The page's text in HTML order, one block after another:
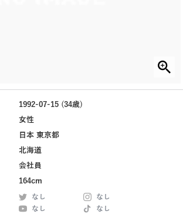
1992-07-15 (34歳)
女性
日本 東京都
北海道
会社員
164cm
なし
なし
なし
なし